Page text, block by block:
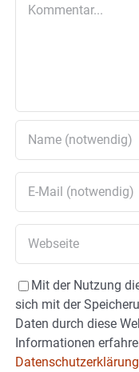
Mit der Nutzung
sich mit der
Daten durch diese
Informationen